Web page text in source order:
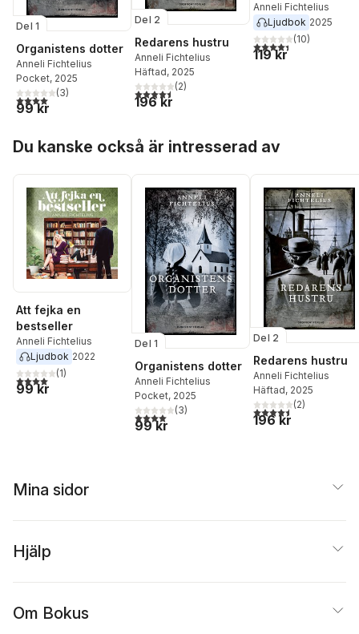
Del 1
Organistens dotter
Anneli Fichtelius
Pocket, 2025
4,0utav 5 stjärnor. Totalt antal röster:
(3)
99 kr
Del 2
Redarens hustru
Anneli Fichtelius
Häftad, 2025
4,5utav 5 stjärnor. Totalt antal röster:
(2)
196 kr
Anneli Fichtelius
Ljudbok 2025
4,4utav 5 stjärnor.
(10)
119 kr
Du kanske också är intresserad av
Att fejka en
bestseller
Anneli Fichtelius
Ljudbok 2022
4,0utav 5 stjärnor. Totalt antal röster:
(1)
99 kr
Del 1
Organistens dotter
Anneli Fichtelius
Pocket, 2025
4,0utav 5 stjärnor. Totalt antal röster:
(3)
99 kr
Del 2
Redarens hustru
Anneli Fichtelius
Häftad, 2025
4,5utav 5 stjärnor.
(2)
196 kr
Mina sidor
Hjälp
Om Bokus